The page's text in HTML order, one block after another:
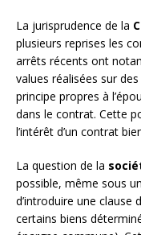
La jurisprudence de la
plusieurs reprises les
arrêts récents ont
values réalisées sur
principe propres à
dans le contrat. Cette
l’intérêt d’un contrat
La question de la
possible, même sous
d’introduire une clause
certains biens